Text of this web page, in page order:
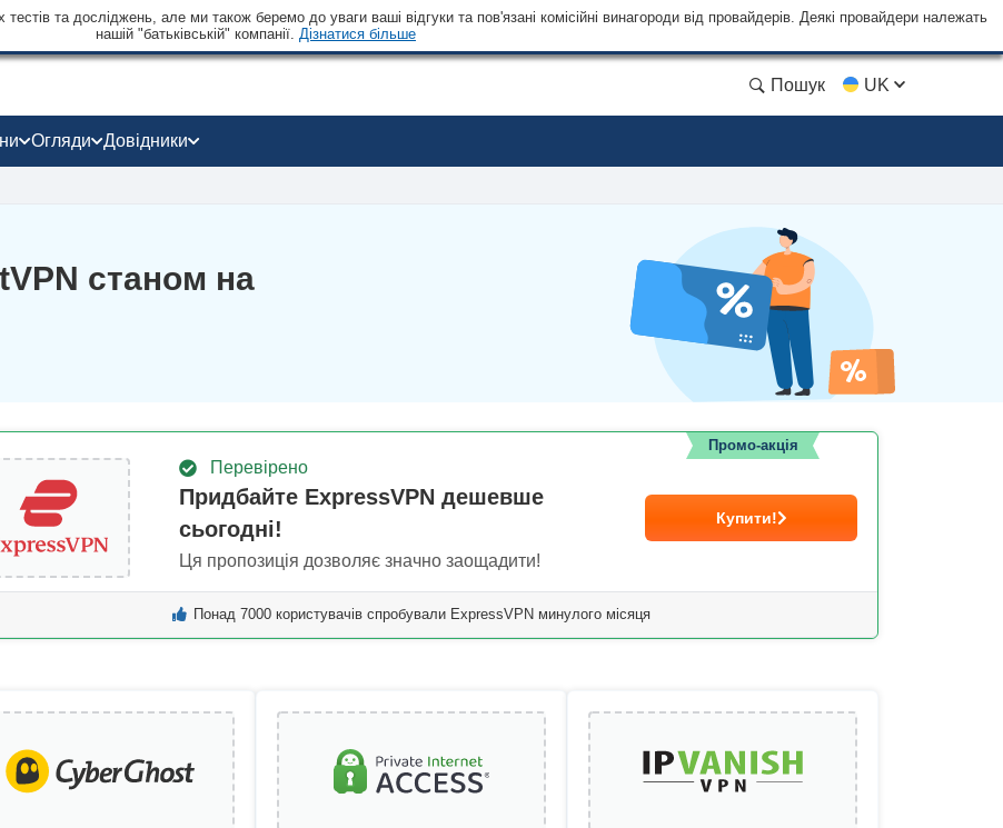
та досліджень, але ми також беремо до уваги ваші відгуки та пов'язані комісійні винагороди від провайдерів. Деякі провайдери належать
нашій "батьківській" компанії. Дізнатися більше
Пошук UK
Огляди Довідники
станом на
Перевірено
Придбайте ExpressVPN дешевше
сьогодні!
Ця пропозиція дозволяє значно заощадити!
Купити!
Промо-акція
Понад 7000 користувачів спробували ExpressVPN минулого місяця